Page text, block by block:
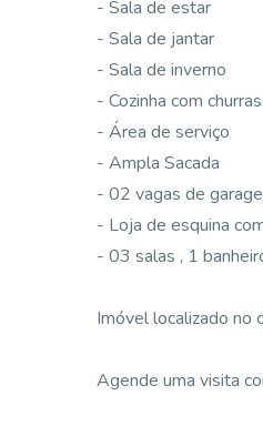
- Sala de estar
- Sala de jantar
- Sala de inverno
- Cozinha com
- Área de serviço
- Ampla Sacada
- 02 vagas de
- Loja de esquina
- 03 salas , 1
Imóvel localizado no
Agende uma visita